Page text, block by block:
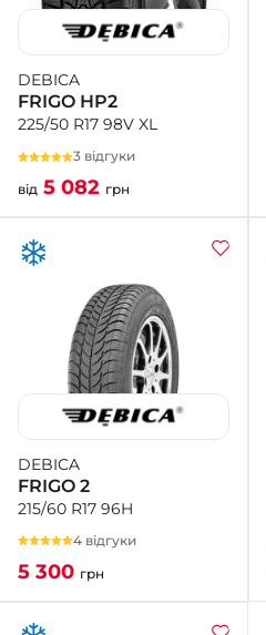
DEBICA
FRIGO HP2
225/50 R17 98V XL
3 відгуки
від 5 082 грн
DEBICA
FRIGO 2
215/60 R17 96H
4 відгуки
5 300 грн